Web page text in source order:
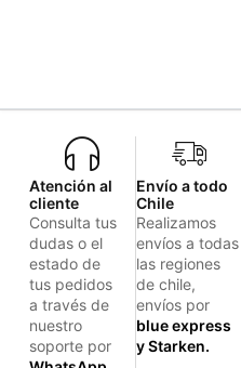
Atención al
cliente
Consulta tus
dudas o el
estado de
tus pedidos
a través de
nuestro
soporte por
Envío a todo
Chile
Realizamos
envíos a todas
las regiones
de chile,
envíos por
blue express
y Starken.